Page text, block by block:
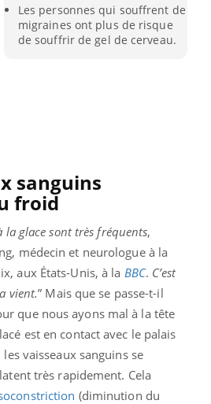
Les personnes qui souffrent de
migraines ont plus de risque
de souffrir de gel de cerveau.
sanguins
froid
la glace sont très fréquents,
médecin et neurologue à la
aux États-Unis, à la BBC. C’est
vient.” Mais que se passe-t-il
que nous ayons mal à la tête
est en contact avec le palais
vaisseaux sanguins se
très rapidement. Cela
(diminution du